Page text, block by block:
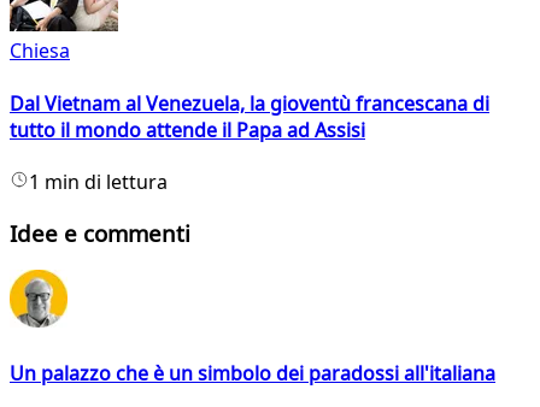
Chiesa
Dal Vietnam al Venezuela, la gioventù francescana di
tutto il mondo attende il Papa ad Assisi
1 min di lettura
Idee e commenti
Un palazzo che è un simbolo dei paradossi all'italiana